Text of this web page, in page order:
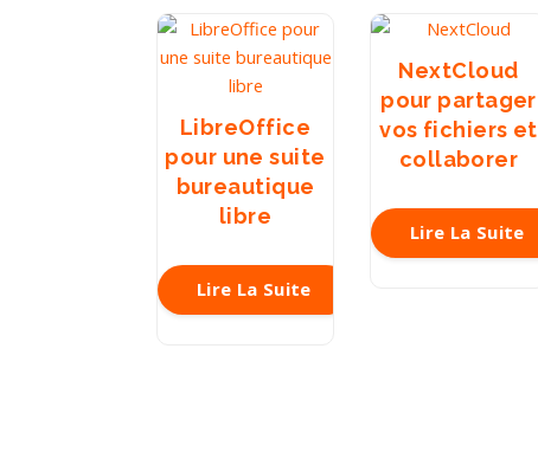
LibreOffice
pour une suite
bureautique
libre
Lire La Suite
NextCloud
pour partager
vos fichiers et
collaborer
Lire La Suite